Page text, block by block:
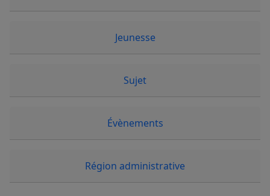
Jeunesse
Sujet
Évènements
Région administrative